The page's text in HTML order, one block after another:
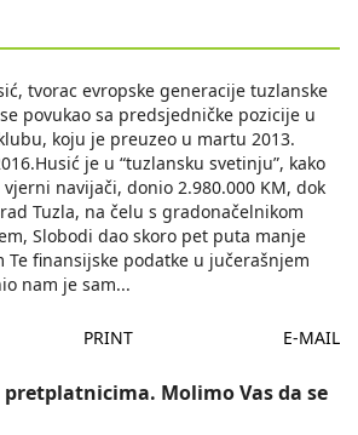
tvorac evropske generacije tuzlanske
povukao sa predsjedničke pozicije u
koju je preuzeo u martu 2013.
je u “tuzlansku svetinju”, kako
navijači, donio 2.980.000 KM, dok
Tuzla, na čelu s gradonačelnikom
Slobodi dao skoro pet puta manje
Te finansijske podatke u jučerašnjem
nam je sam...
PRINT E-MAIL
Molimo Vas da se